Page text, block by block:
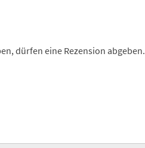
dürfen eine Rezension abgeben.